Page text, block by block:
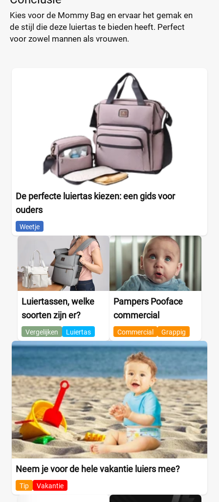
Kies voor de Mommy Bag en ervaar het gemak en
de stijl die deze luiertas te bieden heeft. Perfect
voor zowel mannen als vrouwen.
De perfecte luiertas kiezen: een gids voor
ouders
Weetje
Luiertassen, welke
soorten zijn er?
Vergelijken Luiertas
Pampers Pooface
commercial
Commercial Grappig
Neem je voor de hele vakantie luiers mee?
Tip Vakantie